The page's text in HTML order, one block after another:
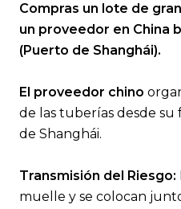
Compras un lote de
un proveedor en China
(Puerto de Shanghái).
El proveedor chino
de las tuberías desde
de Shanghái.
Transmisión del Riesgo:
muelle y se colocan